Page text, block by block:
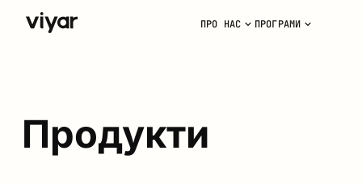
ПРО НАС ПРОГРАМИ
Продукти